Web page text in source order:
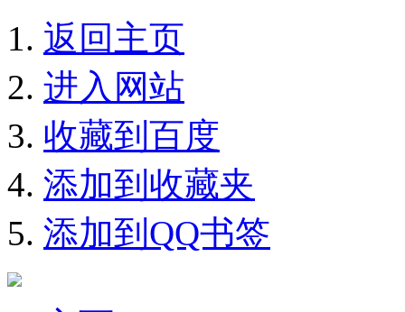
返回主页
进入网站
收藏到百度
添加到收藏夹
添加到QQ书签